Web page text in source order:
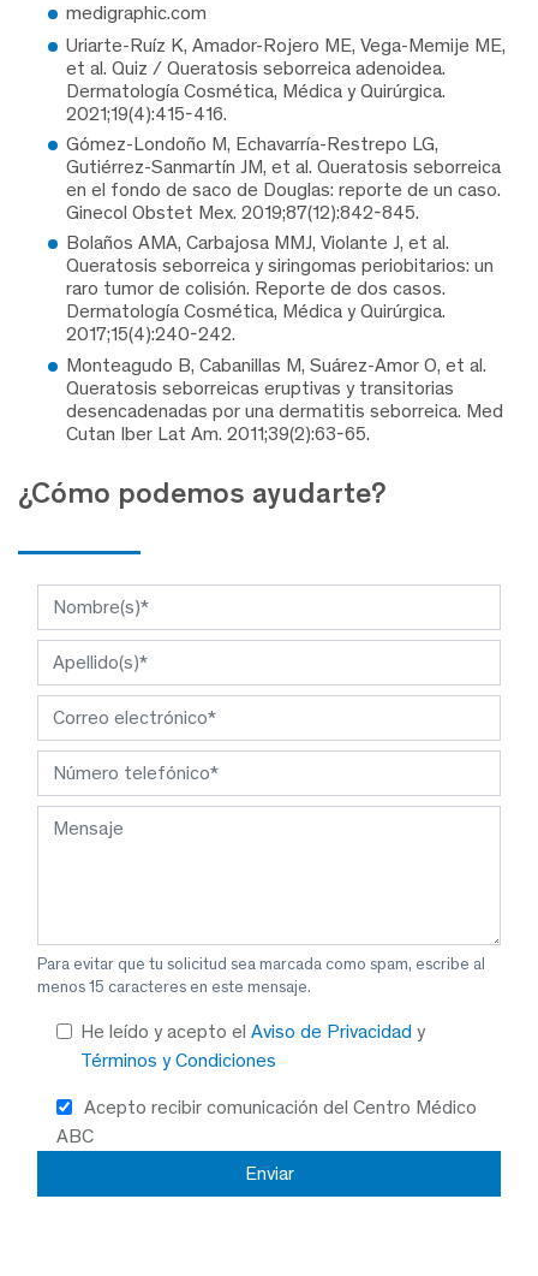
medigraphic.com
Uriarte-Ruíz K, Amador-Rojero ME, Vega-Memije ME,
et al. Quiz / Queratosis seborreica adenoidea.
Dermatología Cosmética, Médica y Quirúrgica.
2021;19(4):415-416.
Gómez-Londoño M, Echavarría-Restrepo LG,
Gutiérrez-Sanmartín JM, et al. Queratosis seborreica
en el fondo de saco de Douglas: reporte de un caso.
Ginecol Obstet Mex. 2019;87(12):842-845.
Bolaños AMA, Carbajosa MMJ, Violante J, et al.
Queratosis seborreica y siringomas periobitarios: un
raro tumor de colisión. Reporte de dos casos.
Dermatología Cosmética, Médica y Quirúrgica.
2017;15(4):240-242.
Monteagudo B, Cabanillas M, Suárez-Amor O, et al.
Queratosis seborreicas eruptivas y transitorias
desencadenadas por una dermatitis seborreica. Med
Cutan Iber Lat Am. 2011;39(2):63-65.
¿Cómo podemos ayudarte?
Para evitar que tu solicitud sea marcada como spam, escribe al
menos 15 caracteres en este mensaje.
He leído y acepto el Aviso de Privacidad y
Términos y Condiciones
Acepto recibir comunicación del Centro Médico
ABC